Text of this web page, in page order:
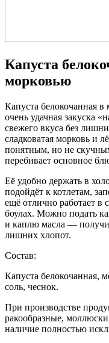
Капуста
морковью
Капуста белокочанная
очень удачная закуска
свежего вкуса без
сладковатая морковь и
понятным, но не
перебивает основное
Её удобно держать в
подойдёт к котлетам,
ещё отлично работает
боулах. Можно подать
и каплю масла —
лишних хлопот.
Состав:
Капуста белокочанная,
соль, чеснок.
При производстве
ракообразные,
наличие полностью